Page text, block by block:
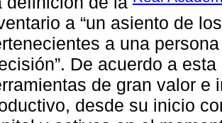
a “un asiento de
a una
De acuerdo a
de gran valor e
desde su inicio